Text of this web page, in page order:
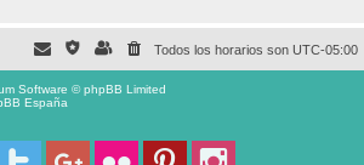
Todos los horarios son UTC-05:00
Software © phpBB Limited
España